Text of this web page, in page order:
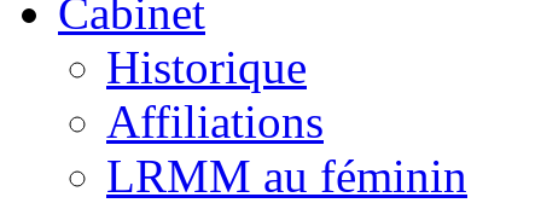
Cabinet
Historique
Affiliations
LRMM au féminin